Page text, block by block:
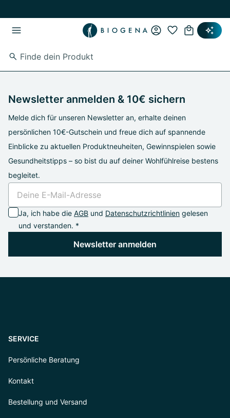
Newsletter anmelden & 10€ sichern
Melde dich für unseren Newsletter an, erhalte deinen
persönlichen 10€-Gutschein und freue dich auf spannende
Einblicke zu aktuellen Produktneuheiten, Gewinnspielen sowie
Gesundheitstipps – so bist du auf deiner Wohlfühlreise bestens
begleitet.
Ja, ich habe die AGB und Datenschutzrichtlinien gelesen
und verstanden. *
Newsletter anmelden
SERVICE
Persönliche Beratung
Kontakt
Bestellung und Versand